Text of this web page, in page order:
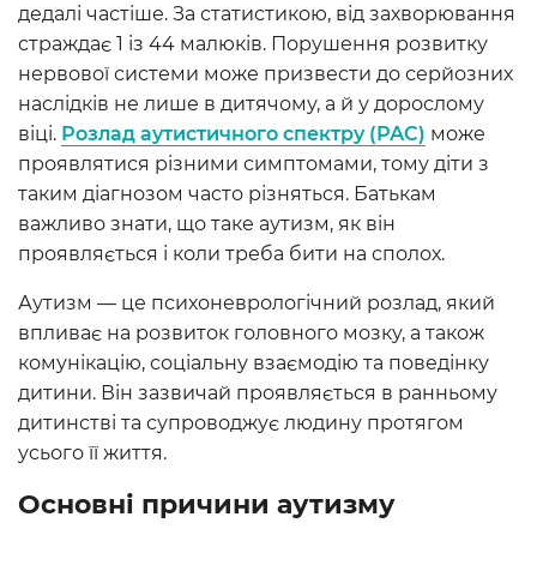
дедалі частіше. За статистикою, від захворювання
страждає 1 із 44 малюків. Порушення розвитку
нервової системи може призвести до серйозних
наслідків не лише в дитячому, а й у дорослому
віці. Розлад аутистичного спектру (РАС) може
проявлятися різними симптомами, тому діти з
таким діагнозом часто різняться. Батькам
важливо знати, що таке аутизм, як він
проявляється і коли треба бити на сполох.
Аутизм — це психоневрологічний розлад, який
впливає на розвиток головного мозку, а також
комунікацію, соціальну взаємодію та поведінку
дитини. Він зазвичай проявляється в ранньому
дитинстві та супроводжує людину протягом
усього її життя.
Основні причини аутизму